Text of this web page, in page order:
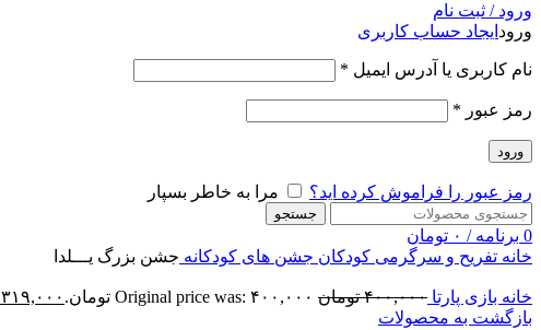
ورود / ثبت نام
ورود ایجاد حساب کاربری
نام کاربری یا آدرس ایمیل *
رمز عبور *
ورود
رمز عبور را فراموش کرده اید؟ مرا به خاطر بسپار
جستجو
0 برنامه / ۰ تومان
خانه تفریح و سرگرمی کودکان جشن های کودکانه جشن بزرگ یـــلدا
خانه بازی پارتا ۴۰۰,۰۰۰ تومان Original price was: ۴۰۰,۰۰۰ تومان. ۳۱۹,۰۰۰
بازگشت به محصولات